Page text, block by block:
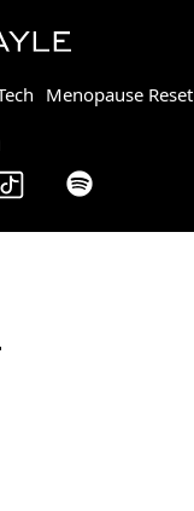
Menopause Reset